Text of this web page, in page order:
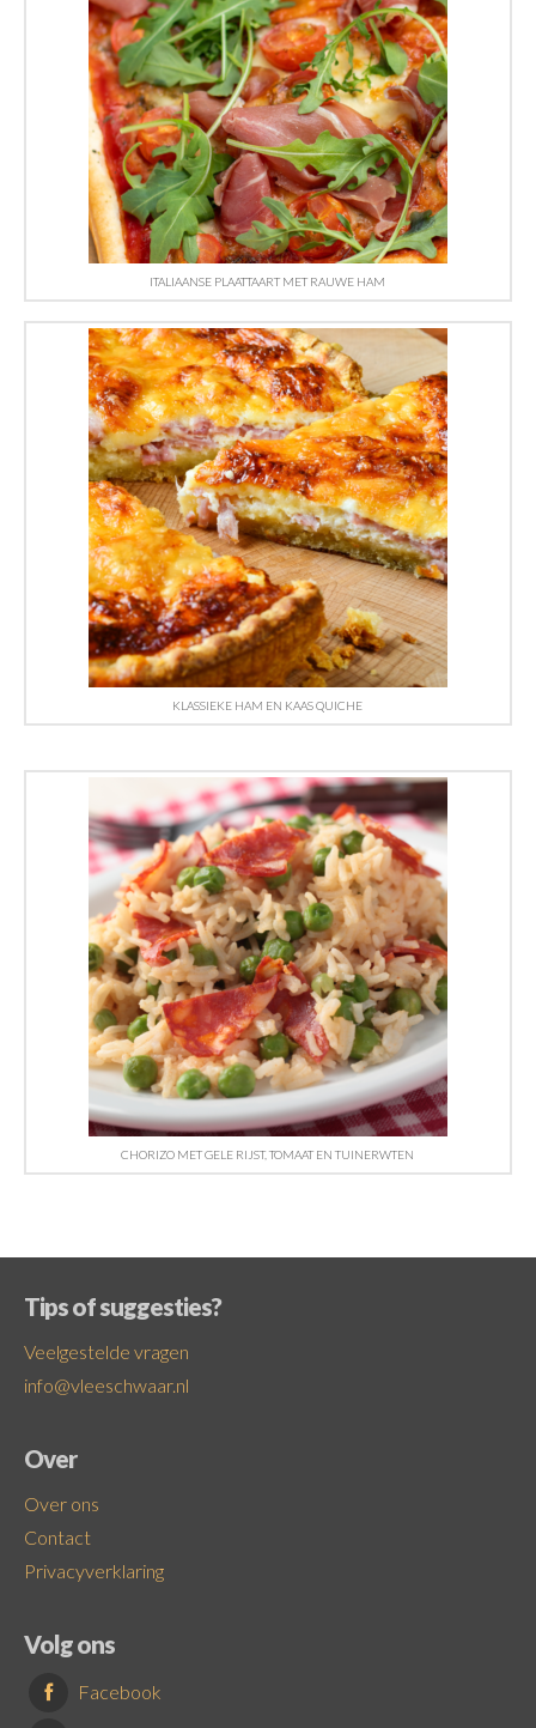
ITALIAANSE PLAATTAART MET RAUWE HAM
KLASSIEKE HAM EN KAAS QUICHE
CHORIZO MET GELE RIJST, TOMAAT EN TUINERWTEN
Tips of suggesties?
Veelgestelde vragen
info@vleeschwaar.nl
Over
Over ons
Contact
Privacyverklaring
Volg ons
Facebook